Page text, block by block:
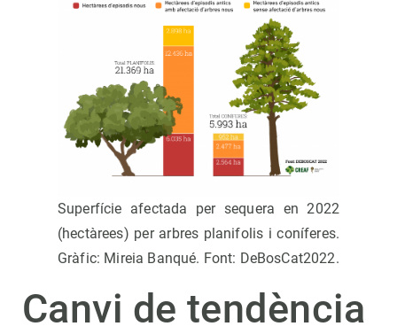
Superfície afectada per sequera en 2022
(hectàrees) per arbres planifolis i coníferes.
Gràfic: Mireia Banqué. Font: DeBosCat2022.
Canvi de tendència